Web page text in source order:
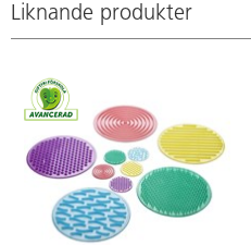
Liknande produkter